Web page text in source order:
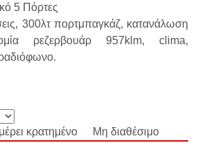
5 Πόρτες
300λτ πορτμπαγκάζ, κατανάλωση
ρεζερβουάρ 957klm, clima,
κρατημένο
Μη διαθέσιμο